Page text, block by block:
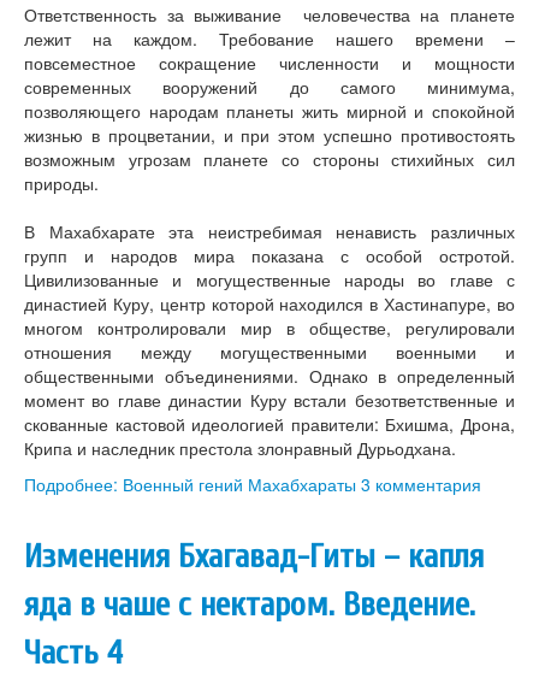
Ответственность за выживание человечества на планете
лежит на каждом. Требование нашего времени –
повсеместное сокращение численности и мощности
современных вооружений до самого минимума,
позволяющего народам планеты жить мирной и спокойной
жизнью в процветании, и при этом успешно противостоять
возможным угрозам планете со стороны стихийных сил
природы.
В Махабхарате эта неистребимая ненависть различных
групп и народов мира показана с особой остротой.
Цивилизованные и могущественные народы во главе с
династией Куру, центр которой находился в Хастинапуре, во
многом контролировали мир в обществе, регулировали
отношения между могущественными военными и
общественными объединениями. Однако в определенный
момент во главе династии Куру встали безответственные и
скованные кастовой идеологией правители: Бхишма, Дрона,
Крипа и наследник престола злонравный Дурьодхана.
Подробнее: Военный гений Махабхараты 3 комментария
Изменения Бхагавад-Гиты – капля
яда в чаше с нектаром. Введение.
Часть 4